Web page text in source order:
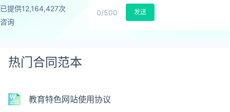
已提供12,164,427次
咨询
0/500 发送
热门合同范本
教育特色网站使用协议